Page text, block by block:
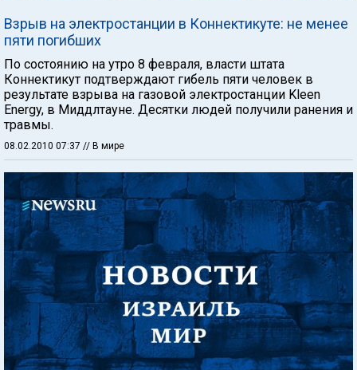
Взрыв на электростанции в Коннектикуте: не менее
пяти погибших
По состоянию на утро 8 февраля, власти штата
Коннектикут подтверждают гибель пяти человек в
результате взрыва на газовой электростанции Kleen
Energy, в Миддлтауне. Десятки людей получили ранения и
травмы.
08.02.2010 07:37 // В мире